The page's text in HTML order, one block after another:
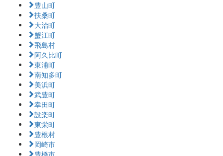
豊山町
扶桑町
大治町
蟹江町
飛島村
阿久比町
東浦町
南知多町
美浜町
武豊町
幸田町
設楽町
東栄町
豊根村
岡崎市
豊橋市